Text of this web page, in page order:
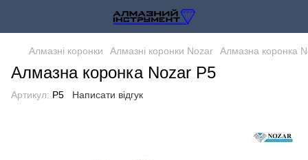
Алмазні коронки Алмазні коронки Nozar Алмазна коронка
Алмазна коронка Nozar P5
Артикул: P5 Написати відгук